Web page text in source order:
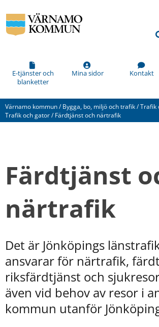
E-tjänster och
blanketter
Mina sidor Kontakt
Värnamo kommun/ Bygga, bo, miljö och trafik/Trafik
Trafik och gator/ Färdtjänst och närtrafik
Färdtjänst
närtrafik
Det är Jönköpings länstrafik
ansvarar för närtrafik,
riksfärdtjänst och
även vid behov av resor i
kommun utanför
Vad
kan
förbättra
den
här
(obligatorisk)
Hur
göra
informationen
bättre
för
dig?
Webbadress
till